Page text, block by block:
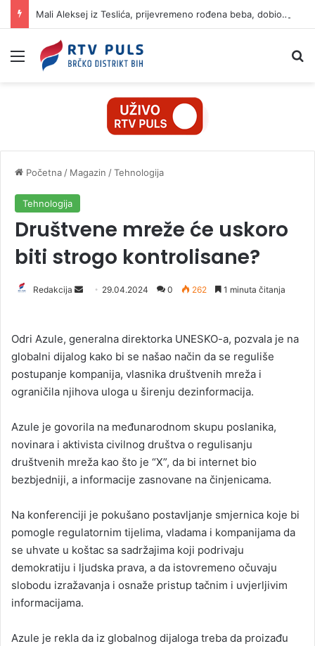
Mali Aleksej iz Teslića, prijevremeno rođena beba, dobio životnu bitku na UKC-u Srpske
Izbornik
Početna / Magazin /Tehnologija
Tehnologija
Društvene mreže će uskoro
biti strogo kontrolisane?
Redakcija
d
a
n
e
a
i
l
29.04.2024 0 262 1 minuta čitanja
Odri Azule, generalna direktorka UNESKO-a, pozvala je na
globalni dijalog kako bi se našao način da se reguliše
postupanje kompanija, vlasnika društvenih mreža i
ograničila njihova uloga u širenju dezinformacija.
Azule je govorila na međunarodnom skupu poslanika,
novinara i aktivista civilnog društva o regulisanju
društvenih mreža kao što je “X”, da bi internet bio
bezbjedniji, a informacije zasnovane na činjenicama.
Na konferenciji je pokušano postavljanje smjernica koje bi
pomogle regulatornim tijelima, vladama i kompanijama da
se uhvate u koštac sa sadržajima koji podrivaju
demokratiju i ljudska prava, a da istovremeno očuvaju
slobodu izražavanja i osnaže pristup tačnim i uvjerljivim
informacijama.
Azule je rekla da iz globalnog dijaloga treba da proizađu